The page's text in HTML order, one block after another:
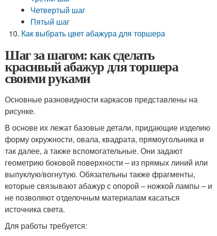
Четвертый шаг
Пятый шаг
Как выбрать цвет абажура для торшера
Шаг за шагом: как сделать
красивый абажур для торшера
своими руками
Основные разновидности каркасов представлены на
рисунке.
В основе их лежат базовые детали, придающие изделию
форму окружности, овала, квадрата, прямоугольника и
так далее, а также вспомогательные. Они задают
геометрию боковой поверхности – из прямых линий или
выпуклую/вогнутую. Обязательны также фрагменты,
которые связывают абажур с опорой – ножкой лампы – и
не позволяют отделочным материалам касаться
источника света.
Для работы требуется: